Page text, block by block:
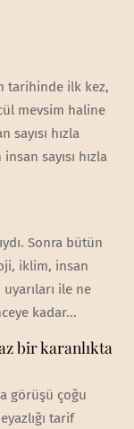
tarihinde ilk kez,
mevsim haline
sayısı hızla
sayısı hızla
Sonra bütün
iklim, insan
ile ne
kadar...
bir karanlıkta
görüşü çoğu
tarif